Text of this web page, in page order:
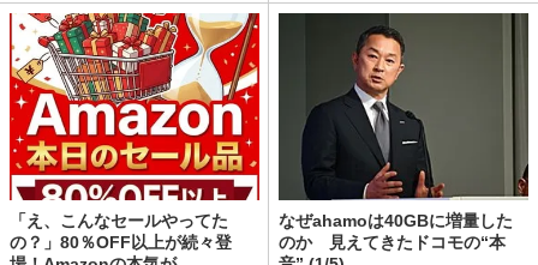
「え、こんなセールやってた
の？」80％OFF以上が続々登
なぜahamoは40GBに増量した
のか 見えてきたドコモの“本